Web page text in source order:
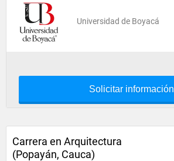
Universidad de Boyacá
Solicitar información
Carrera en Arquitectura
(Popayán, Cauca)